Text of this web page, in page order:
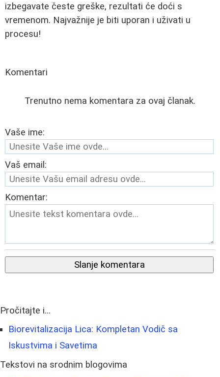
izbegavate česte greške, rezultati će doći s
vremenom. Najvažnije je biti uporan i uživati u
procesu!
Komentari
Trenutno nema komentara za ovaj članak.
Vaše ime:
Vaš email:
Komentar:
Slanje komentara
Pročitajte i...
Biorevitalizacija Lica: Kompletan Vodič sa
Iskustvima i Savetima
Tekstovi na srodnim blogovima